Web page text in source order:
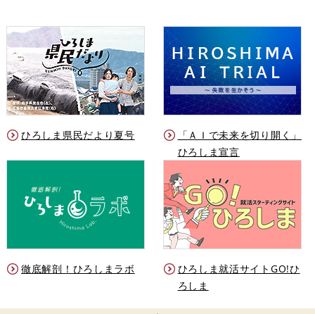
ひろしま県民だより夏号
「ＡＩで未来を切り開く」
ひろしま宣言
徹底解剖！ひろしまラボ
ひろしま就活サイトGO!ひ
ろしま